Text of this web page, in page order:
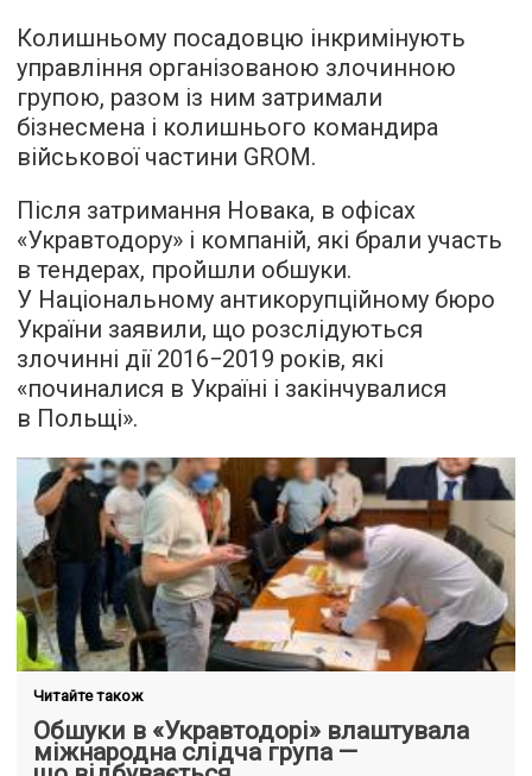
Колишньому посадовцю інкримінують
управління організованою злочинною
групою, разом із ним затримали
бізнесмена і колишнього командира
військової частини GROM.
Після затримання Новака, в офісах
«Укравтодору» і компаній, які брали участь
в тендерах, пройшли обшуки.
У Національному антикорупційному бюро
України заявили, що розслідуються
злочинні дії 2016−2019 років, які
«починалися в Україні і закінчувалися
в Польщі».
Читайте також
Обшуки в «Укравтодорі» влаштувала
міжнародна слідча група —